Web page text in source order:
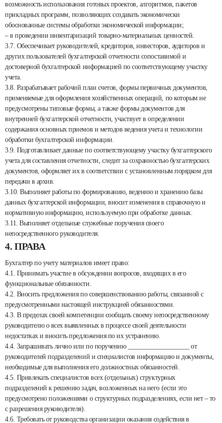
возможность использования готовых проектов, алгоритмов, пакетов
прикладных программ, позволяющих создавать экономически
обоснованные системы обработки экономической информации;
– в проведении инвентаризаций товарно-материальных ценностей.
3.7. Обеспечивает руководителей, кредиторов, инвесторов, аудиторов и
других пользователей бухгалтерской отчетности сопоставимой и
достоверной бухгалтерской информацией по соответствующему участку
учета.
3.8. Разрабатывает рабочий план счетов, формы первичных документов,
применяемые для оформления хозяйственных операций, по которым не
предусмотрены типовые формы, а также формы документов для
внутренней бухгалтерской отчетности, участвует в определении
содержания основных приемов и методов ведения учета и технологии
обработки бухгалтерской информации.
3.9. Подготавливает данные по соответствующему участку бухгалтерского
учета для составления отчетности, следит за сохранностью бухгалтерских
документов, оформляет их в соответствии с установленным порядком для
передачи в архив.
3.10. Выполняет работы по формированию, ведению и хранению базы
данных бухгалтерской информации, вносит изменения в справочную и
нормативную информацию, используемую при обработке данных.
3.11. Выполняет отдельные служебные поручения своего
непосредственного руководителя.
4. ПРАВА
Бухгалтер по учету материалов имеет право:
4.1. Принимать участие в обсуждении вопросов, входящих в его
функциональные обязанности.
4.2. Вносить предложения по совершенствованию работы, связанной с
предусмотренными настоящей инструкцией обязанностями.
4.3. В пределах своей компетенции сообщать своему непосредственному
руководителю о всех выявленных в процессе своей деятельности
недостатках и вносить предложения по их устранению.
4.4. Запрашивать лично или по поручению ___________________ от
руководителей подразделений и специалистов информацию и документы,
необходимые для выполнения его должностных обязанностей.
4.5. Привлекать специалистов всех (отдельных) структурных
подразделений к решению задач, возложенных на него (если это
предусмотрено положениями о структурных подразделениях, если нет – то
с разрешения руководителя).
4.6. Требовать от руководства организации оказания содействия в